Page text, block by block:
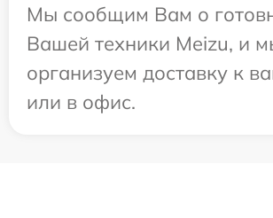
Мы сообщим Вам о
Вашей техники Meizu, и
организуем доставку к
или в офис.